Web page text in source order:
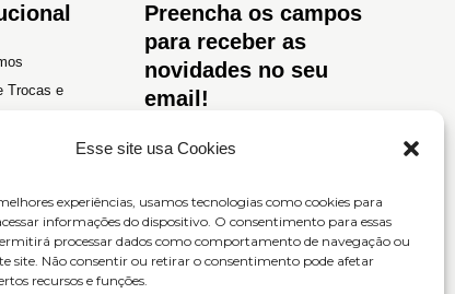
Esse site usa Cookies
experiências, usamos tecnologias como cookies para
informações do dispositivo. O consentimento para essas
processar dados como comportamento de navegação ou
site. Não consentir ou retirar o consentimento pode afetar
recursos e funções.
Trocas e
Privacidade
Preencha os campos
para receber as
novidades no seu
email!